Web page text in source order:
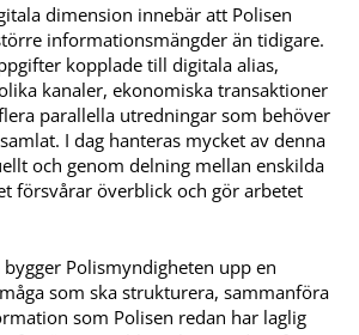
dimension innebär att Polisen
informationsmängder än tidigare.
kopplade till digitala alias,
kanaler, ekonomiska transaktioner
parallella utredningar som behöver
I dag hanteras mycket av denna
och genom delning mellan enskilda
försvårar överblick och gör arbetet
Polismyndigheten upp en
som ska strukturera, sammanföra
som Polisen redan har laglig